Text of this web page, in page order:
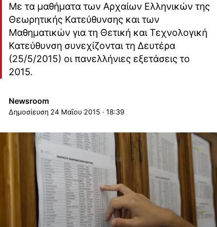
Με τα μαθήματα των Αρχαίων Ελληνικών της
Θεωρητικής Κατεύθυνσης και των
Μαθηματικών για τη Θετική και Τεχνολογική
Κατεύθυνση συνεχίζονται τη Δευτέρα
(25/5/2015) οι πανελλήνιες εξετάσεις το
2015.
Newsroom
24 Μαΐου 2015 · 18:39